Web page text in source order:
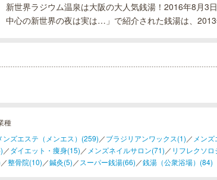
新世界ラジウム温泉は大阪の大人気銭湯！2016年8月3
中心の新世界の夜は実は…」で紹介された銭湯は、
種
ンズエステ（メンエス）(259) ／ブラジリアンワックス(1) ／ メン
／ダイエット・痩身(15) ／ メンズネイルサロン(71) ／ リフレクソ
／整骨院(10) ／鍼灸(5) ／ スーパー銭湯(66) ／銭湯（公衆浴場）(84)